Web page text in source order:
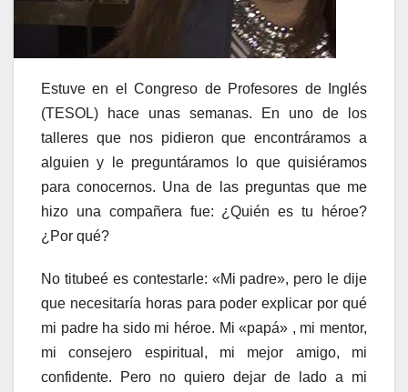
Estuve en el Congreso de Profesores de Inglés
(TESOL) hace unas semanas. En uno de los
talleres que nos pidieron que encontráramos a
alguien y le preguntáramos lo que quisiéramos
para conocernos. Una de las preguntas que me
hizo una compañera fue: ¿Quién es tu héroe?
¿Por qué?
No titubeé es contestarle: «Mi padre», pero le dije
que necesitaría horas para poder explicar por qué
mi padre ha sido mi héroe. Mi «papá» , mi mentor,
mi consejero espiritual, mi mejor amigo, mi
confidente. Pero no quiero dejar de lado a mi